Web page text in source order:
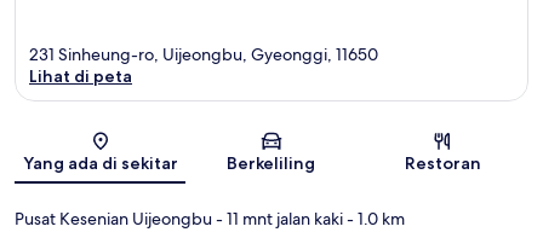
Peta
231 Sinheung-ro, Uijeongbu, Gyeonggi, 11650
Lihat di peta
Yang ada di sekitar Berkeliling Restoran
Pusat Kesenian Uijeongbu- 11 mnt jalan kaki- 1.0 km